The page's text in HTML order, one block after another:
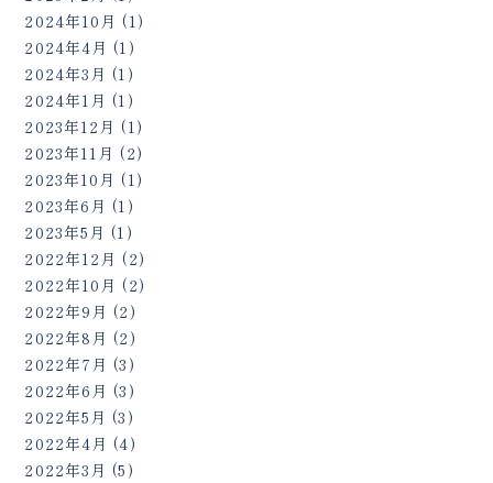
2024年10月 (1)
2024年4月 (1)
2024年3月 (1)
2024年1月 (1)
2023年12月 (1)
2023年11月 (2)
2023年10月 (1)
2023年6月 (1)
2023年5月 (1)
2022年12月 (2)
2022年10月 (2)
2022年9月 (2)
2022年8月 (2)
2022年7月 (3)
2022年6月 (3)
2022年5月 (3)
2022年4月 (4)
2022年3月 (5)